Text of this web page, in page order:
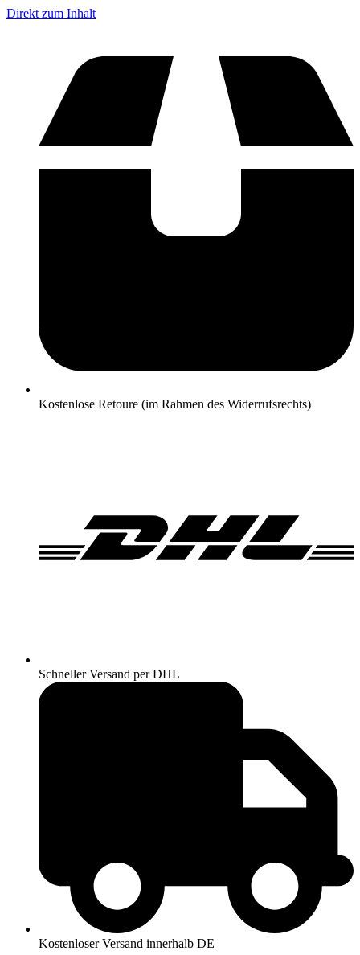
Direkt zum Inhalt
Kostenlose Retoure (im Rahmen des Widerrufsrechts)
Schneller Versand per DHL
Kostenloser Versand innerhalb DE